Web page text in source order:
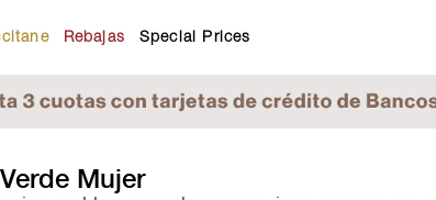
Rebajas Special Prices
Mujer